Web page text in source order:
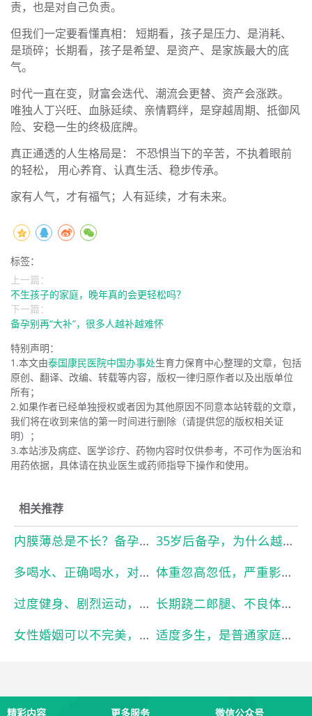
责，也是对自己负责。
但我们一定要看懂真相： 短期看，孩子是压力、是消耗、
是琐碎；长期看，孩子是希望、是资产、是家族最大的底
气。
时代一直在变，财富会迭代、潮流会更替、资产会涨跌。
唯独人丁兴旺、血脉延续、亲情羁绊，是穿越周期、抵御风
险、安稳一生的终极底牌。
真正通透的人生格局是： 不恐惧当下的辛苦，不执着眼前
的轻松， 用心养育、认真生活、稳步传承。
家有人气，才有福气；人有延续，才有未来。
标签：
上一篇：
不生孩子的家庭，晚年真的会更轻松吗？
下一篇：
备孕别再“大补”，很多人越补越难怀
特别声明：
1.本文由泰国康民医院中国办事处生育力保育中心整理的文章，包括
原创、翻译、改编、转载等内容，版权一律归原作者以及出版单位
所有；
2.如果作者已经单独授权或者因为其他原因不同意本站转载的文章，
我们将在收到来信的第一时间进行删除（请提供您的版权相关证
明）；
3.本站涉及病症、医学诊疗、药物内容时仅供参考，不可作为医治和
用药依据，具体请在执业医生或药师指导下操作和使用。
相关推荐
内膜薄总是不长？备孕增厚内膜科学调理方法
35岁后备孕，为什么越来越难？
多喝水、正确喝水，对备孕调理有多重要？
体重忽高忽低，严重影响生育稳定性
过度健身、剧烈运动，反而影响备孕状态
长期跷二郎腿、不良体态，暗藏备孕隐患
女性婚姻可以不完美，但生育一定要自主
适度多生，是普通家庭对抗未知晚年风险的底气
精彩内容 更多服务 微信公众号